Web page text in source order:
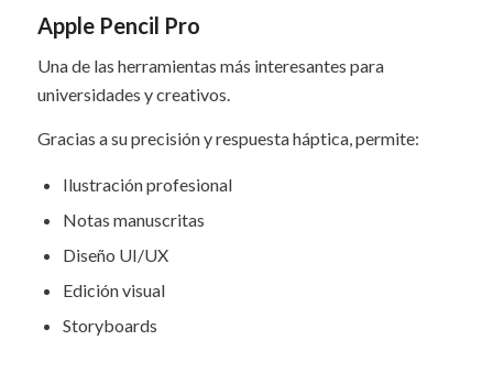
Apple Pencil Pro
Una de las herramientas más interesantes para
universidades y creativos.
Gracias a su precisión y respuesta háptica, permite:
Ilustración profesional
Notas manuscritas
Diseño UI/UX
Edición visual
Storyboards